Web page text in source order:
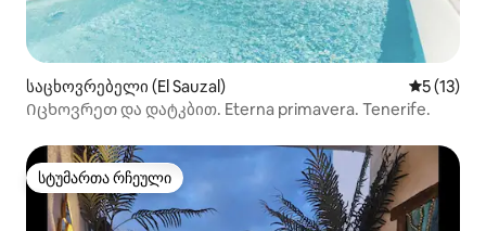
საცხოვრებელი (El Sauzal) საშუალო
5 (13)
Იცხოვრეთ და დატკბით. Eterna primavera. Tenerife.
სტუმართა რჩეული
სტუმართა რჩეული